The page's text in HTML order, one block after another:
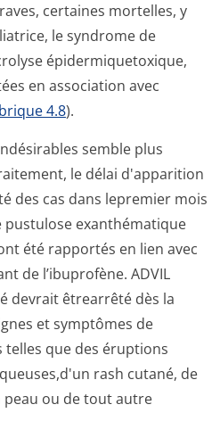
certaines mortelles, y
le syndrome de
épidermiquetoxique,
en association avec
4.8).
semble plus
le délai d'apparition
des cas dans lepremier mois
pustulose exanthématique
été rapportés en lien avec
de l’ibuprofène. ADVIL
devrait êtrearrêté dès la
et symptômes de
telles que des éruptions
rash cutané, de
peau ou de tout autre